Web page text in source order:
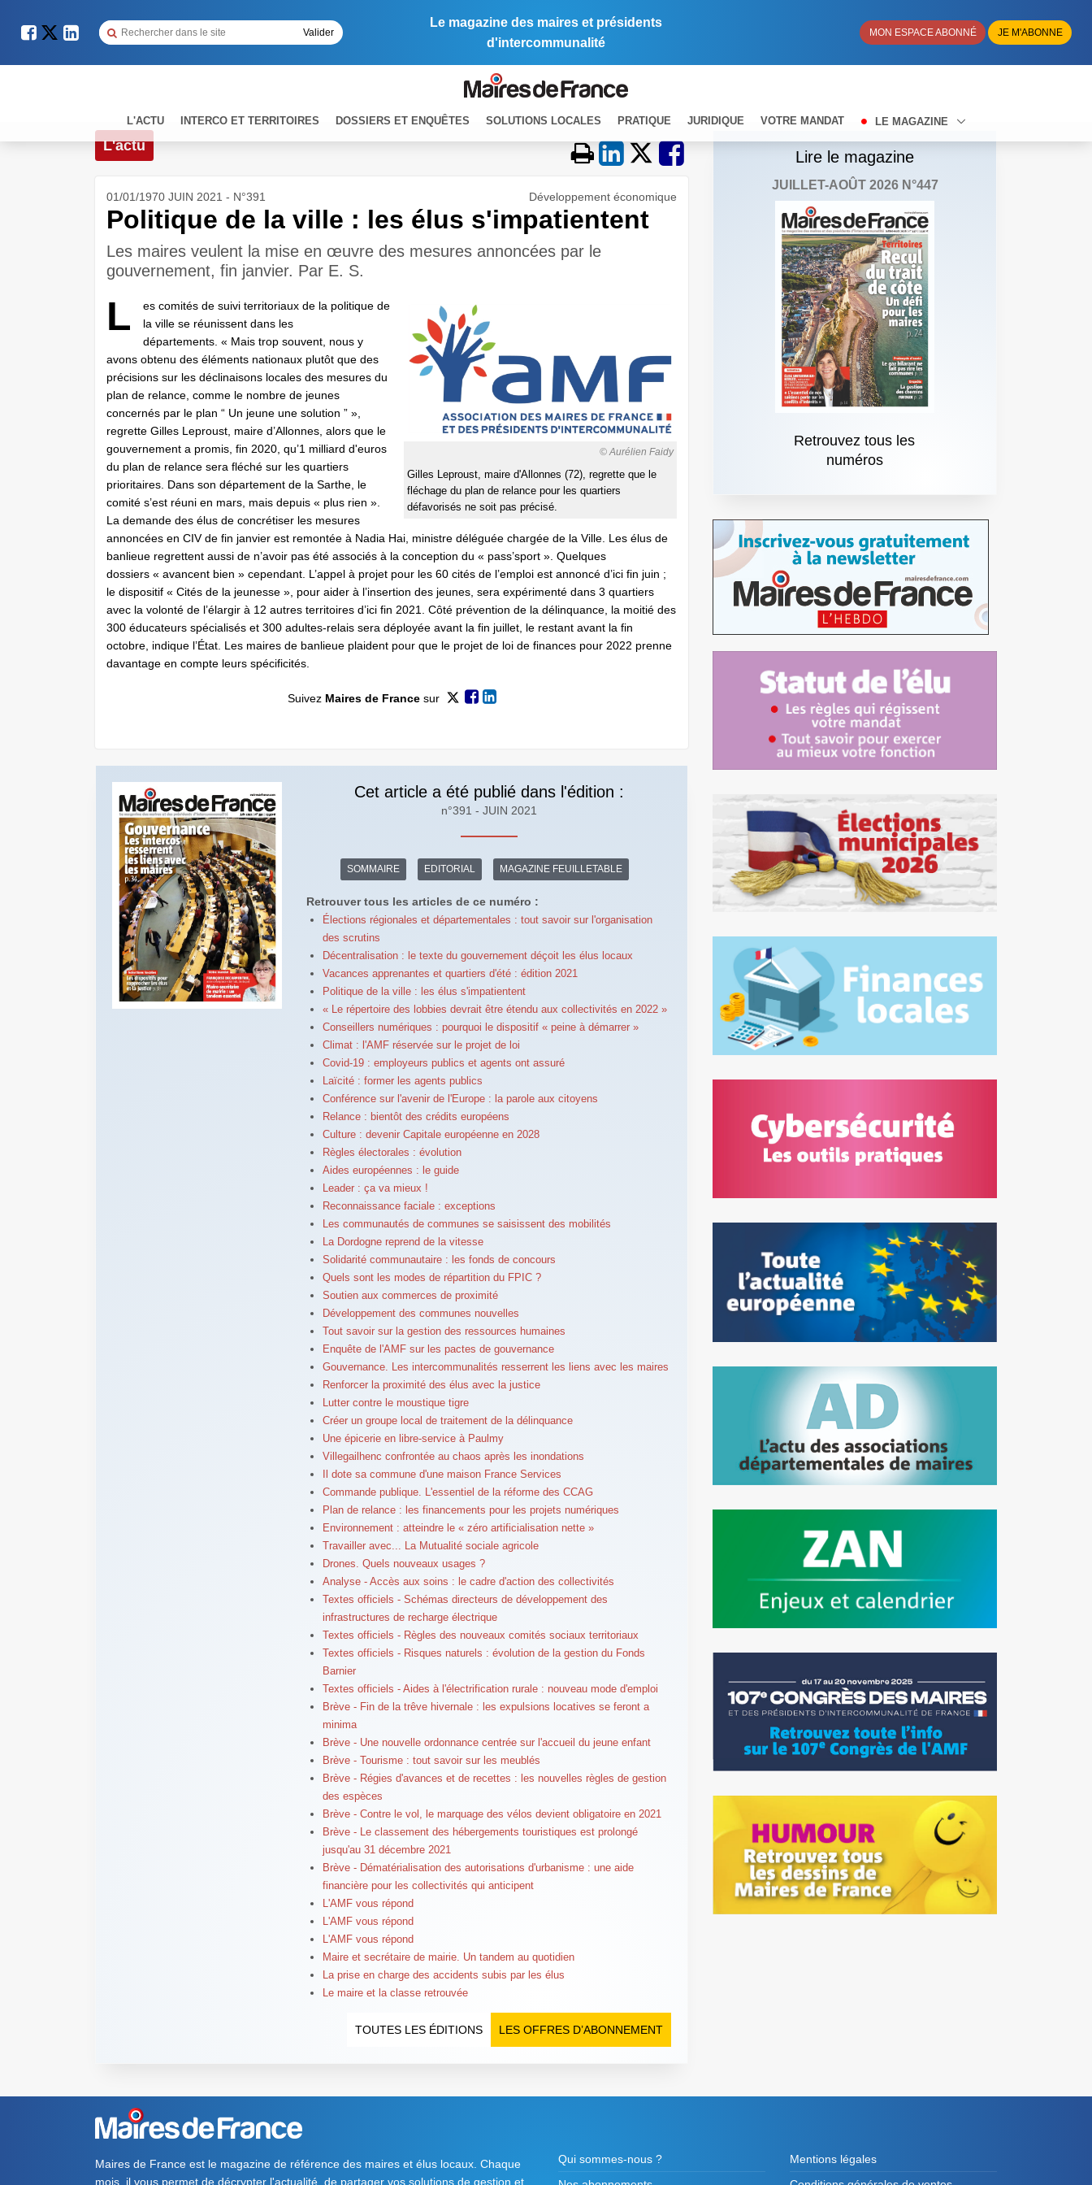
Le magazine des maires et présidents
d'intercommunalité
MON ESPACE ABONNÉ JE M'ABONNE
L'ACTU INTERCO ET TERRITOIRES DOSSIERS ET ENQUÊTES SOLUTIONS LOCALES PRATIQUE JURIDIQUE VOTRE MANDAT LE MAGAZINE
L'actu
01/01/1970 JUIN 2021 - N°391 Développement économique
Politique de la ville : les élus s'impatientent
Les maires veulent la mise en œuvre des mesures annoncées par le
gouvernement, fin janvier. Par E. S.
© Aurélien Faidy
Gilles Leproust, maire d'Allonnes (72), regrette que le
fléchage du plan de relance pour les quartiers
défavorisés ne soit pas précisé.
L
es comités de suivi territoriaux de la politique de
la ville se réunissent dans les
départements. « Mais trop souvent, nous y
avons obtenu des éléments nationaux plutôt que des
précisions sur les déclinaisons locales des mesures du
plan de relance, comme le nombre de jeunes
concernés par le plan “ Un jeune une solution ” »,
regrette Gilles Leproust, maire d’Allonnes, alors que le
gouvernement a promis, fin 2020, qu’1 milliard d'euros
du plan de relance sera fléché sur les quartiers
prioritaires. Dans son département de la Sarthe, le
comité s’est réuni en mars, mais depuis « plus rien ».
La demande des élus de concrétiser les mesures
annoncées en CIV de fin janvier est remontée à Nadia Hai, ministre déléguée chargée de la Ville. Les élus de
banlieue regrettent aussi de n’avoir pas été associés à la conception du « pass’sport ». Quelques
dossiers « avancent bien » cependant. L’appel à projet pour les 60 cités de l’emploi est annoncé d’ici fin juin ;
le dispositif « Cités de la jeunesse », pour aider à l’insertion des jeunes, sera expérimenté dans 3 quartiers
avec la volonté de l’élargir à 12 autres territoires d’ici fin 2021. Côté prévention de la délinquance, la moitié des
300 éducateurs spécialisés et 300 adultes-relais sera déployée avant la fin juillet, le restant avant la fin
octobre, indique l’État. Les maires de banlieue plaident pour que le projet de loi de finances pour 2022 prenne
davantage en compte leurs spécificités.
Suivez Maires de Francesur
Cet article a été publié dans l'édition :
n°391 - JUIN 2021
SOMMAIRE EDITORIAL MAGAZINE FEUILLETABLE
Retrouver tous les articles de ce numéro :
Élections régionales et départementales : tout savoir sur l'organisation
des scrutins
Décentralisation : le texte du gouvernement déçoit les élus locaux
Vacances apprenantes et quartiers d'été : édition 2021
Politique de la ville : les élus s'impatientent
« Le répertoire des lobbies devrait être étendu aux collectivités en 2022 »
Conseillers numériques : pourquoi le dispositif « peine à démarrer »
Climat : l'AMF réservée sur le projet de loi
Covid-19 : employeurs publics et agents ont assuré
Laïcité : former les agents publics
Conférence sur l'avenir de l'Europe : la parole aux citoyens
Relance : bientôt des crédits européens
Culture : devenir Capitale européenne en 2028
Règles électorales : évolution
Aides européennes : le guide
Leader : ça va mieux !
Reconnaissance faciale : exceptions
Les communautés de communes se saisissent des mobilités
La Dordogne reprend de la vitesse
Solidarité communautaire : les fonds de concours
Quels sont les modes de répartition du FPIC ?
Soutien aux commerces de proximité
Développement des communes nouvelles
Tout savoir sur la gestion des ressources humaines
Enquête de l'AMF sur les pactes de gouvernance
Gouvernance. Les intercommunalités resserrent les liens avec les maires
Renforcer la proximité des élus avec la justice
Lutter contre le moustique tigre
Créer un groupe local de traitement de la délinquance
Une épicerie en libre-service à Paulmy
Villegailhenc confrontée au chaos après les inondations
Il dote sa commune d'une maison France Services
Commande publique. L'essentiel de la réforme des CCAG
Plan de relance : les financements pour les projets numériques
Environnement : atteindre le « zéro artificialisation nette »
Travailler avec... La Mutualité sociale agricole
Drones. Quels nouveaux usages ?
Analyse - Accès aux soins : le cadre d'action des collectivités
Textes officiels - Schémas directeurs de développement des
infrastructures de recharge électrique
Textes officiels - Règles des nouveaux comités sociaux territoriaux
Textes officiels - Risques naturels : évolution de la gestion du Fonds
Barnier
Textes officiels - Aides à l'électrification rurale : nouveau mode d'emploi
Brève - Fin de la trêve hivernale : les expulsions locatives se feront a
minima
Brève - Une nouvelle ordonnance centrée sur l'accueil du jeune enfant
Brève - Tourisme : tout savoir sur les meublés
Brève - Régies d'avances et de recettes : les nouvelles règles de gestion
des espèces
Brève - Contre le vol, le marquage des vélos devient obligatoire en 2021
Brève - Le classement des hébergements touristiques est prolongé
jusqu'au 31 décembre 2021
Brève - Dématérialisation des autorisations d'urbanisme : une aide
financière pour les collectivités qui anticipent
L'AMF vous répond
L'AMF vous répond
L'AMF vous répond
Maire et secrétaire de mairie. Un tandem au quotidien
La prise en charge des accidents subis par les élus
Le maire et la classe retrouvée
LES OFFRES D’ABONNEMENT
TOUTES LES ÉDITIONS
Lire le magazine
JUILLET-AOÛT 2026 N°447
Retrouvez tous les
numéros
Maires de France est le magazine de référence des maires et élus locaux. Chaque
mois, il vous permet de décrypter l'actualité, de partager vos solutions de gestion et
Qui sommes-nous ?
Mentions légales